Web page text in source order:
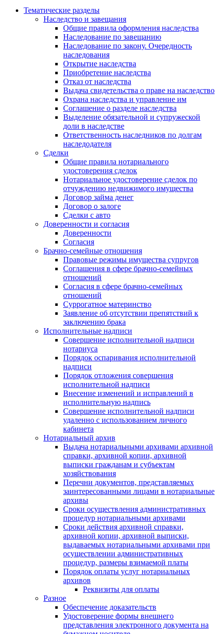
Тематические разделы
Наследство и завещания
Общие правила оформления наследства
Наследование по завещанию
Наследование по закону. Очередность
наследования
Открытие наследства
Приобретение наследства
Отказ от наследства
Выдача свидетельства о праве на наследство
Охрана наследства и управление им
Соглашение о разделе наследства
Выделение обязательной и супружеской
доли в наследстве
Ответственность наследников по долгам
наследодателя
Сделки
Общие правила нотариального
удостоверения сделок
Нотариальное удостоверение сделок по
отчуждению недвижимого имущества
Договор займа денег
Договор о залоге
Сделки с авто
Доверенности и согласия
Доверенности
Согласия
Брачно-семейные отношения
Правовые режимы имущества супругов
Соглашения в сфере брачно-семейных
отношений
Согласия в сфере брачно-семейных
отношений
Суррогатное материнство
Заявление об отсутствии препятствий к
заключению брака
Исполнительные надписи
Совершение исполнительной надписи
нотариуса
Порядок оспаривания исполнительной
надписи
Порядок отложения совершения
исполнительной надписи
Внесение изменений и исправлений в
исполнительную надпись
Совершение исполнительной надписи
удаленно с использованием личного
кабинета
Нотариальный архив
Выдача нотариальными архивами архивной
справки, архивной копии, архивной
выписки гражданам и субъектам
хозяйствования
Перечни документов, представляемых
заинтересованными лицами в нотариальные
архивы
Сроки осуществления административных
процедур нотариальными архивами
Сроки действия архивной справки,
архивной копии, архивной выписки,
выдаваемых нотариальными архивами при
осуществлении административных
процедур, размеры взимаемой платы
Порядок оплаты услуг нотариальных
архивов
Реквизиты для оплаты
Разное
Обеспечение доказательств
Удостоверение формы внешнего
представления электронного документа на